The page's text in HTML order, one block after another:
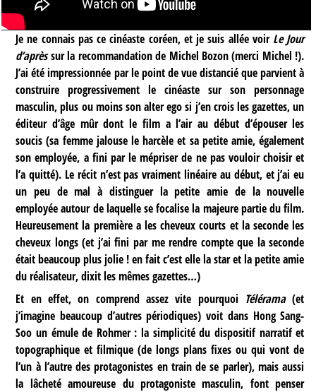
Je ne connais pas ce cinéaste coréen, et je suis allée voir Le Jour
d’aprèssur la recommandation de Michel Bozon (merci Michel !).
J’ai été impressionnée par le point de vue distancié que parvient à
construire progressivement le cinéaste sur son personnage
masculin, plus ou moins son alter ego si j’en crois les gazettes, un
éditeur d’âge mûr dont le film a l’air au début d’épouser les
soucis (sa femme jalouse le harcèle et sa petite amie, également
son employée, a fini par le mépriser de ne pas vouloir choisir et
l’a quitté). Le récit n’est pas vraiment linéaire au début, et j’ai eu
un peu de mal à distinguer la petite amie de la nouvelle
employée autour de laquelle se focalise la majeure partie du film.
Heureusement la première a les cheveux courts et la seconde les
cheveux longs (et j’ai fini par me rendre compte que la seconde
était beaucoup plus jolie ! en fait c’est elle la star et la petite amie
du réalisateur, dixit les mêmes gazettes…)
Et en effet, on comprend assez vite pourquoi Télérama(et
j’imagine beaucoup d’autres périodiques) voit dans Hong Sang-
Soo un émule de Rohmer : la simplicité du dispositif narratif et
topographique et filmique (de longs plans fixes ou qui vont de
l’un à l’autre des protagonistes en train de se parler), mais aussi
la lâcheté amoureuse du protagoniste masculin, font penser